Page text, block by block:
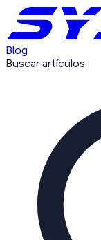
Blog
Buscar artículos